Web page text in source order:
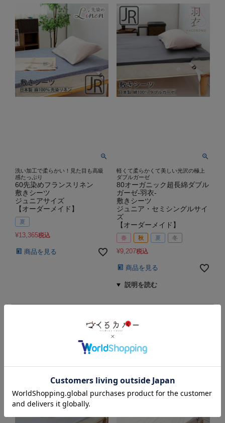
洗い加工で柔らかい！見た目も高級
感たっぷり
60先染めフランスリネン
敷きシーツ
ジュニアサイズ
【オーダーメイド】
夏
¥13,365税込
商品を見る
軽くて柔らかくて美しい光沢の極上
ダブルガーゼ
80オーガニック超長綿ダブル
ガーゼ-羽衣-
敷きシーツ
ジュニア・セミシングルサイ
ズ
【オーダーメイド】
春 秋 夏 冬
¥9,207税込
商品を見る